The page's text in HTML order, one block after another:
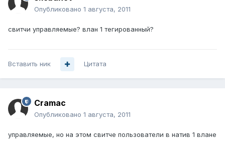
Опубликовано 1 августа, 2011
свитчи управляемые? влан 1 тегированный?
Вставить ник Цитата
Cramac
Опубликовано 1 августа, 2011
управляемые, но на этом свитче пользователи в натив 1 влане